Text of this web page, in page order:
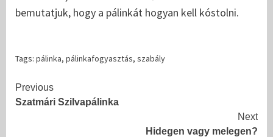
bemutatjuk, hogy a pálinkát hogyan kell kóstolni.
Tags: pálinka, pálinkafogyasztás, szabály
Continue
Reading
Previous
Szatmári Szilvapálinka
Next
Hidegen vagy melegen?